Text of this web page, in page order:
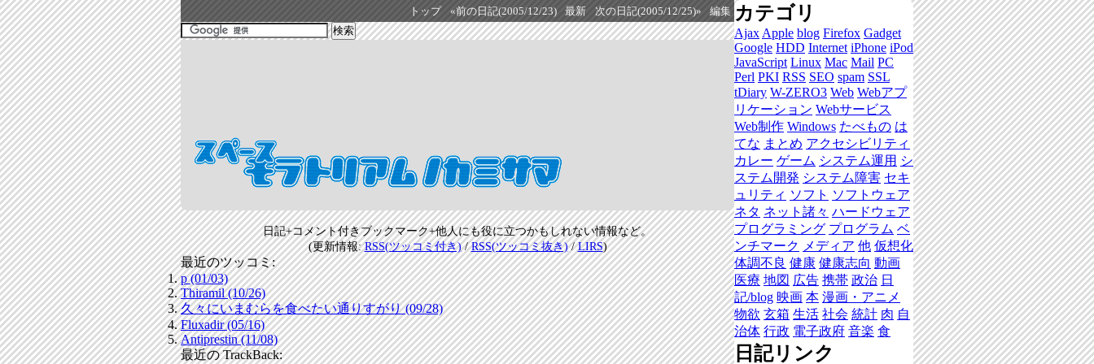
トップ «前の日記(2005/12/23) 最新 次の日記(2005/12/25)» 編集
日記+コメント付きブックマーク+他人にも役に立つかもしれない情報など。
(更新情報:RSS(ツッコミ付き)/RSS(ツッコミ抜き)/LIRS)
最近のツッコミ:
p (01/03)
Thiramil (10/26)
久々にいまむらを食べたい通りすがり (09/28)
Fluxadir (05/16)
Antiprestin (11/08)
最近の TrackBack:
カテゴリ
Ajax Apple blog Firefox Gadget
Google HDD Internet iPhone iPod
JavaScript Linux Mac Mail PC
Perl PKI RSS SEO spam SSL
tDiary W-ZERO3 Web Webアプ
リケーション Webサービス
Web制作 Windows たべもの は
てな まとめ アクセシビリティ
カレー ゲーム システム運用 シ
ステム開発 システム障害 セキ
ュリティ ソフト ソフトウェア
ネタ ネット諸々 ハードウェア
プログラミング プログラム ベ
ンチマーク メディア 他 仮想化
体調不良 健康 健康志向 動画
医療 地図 広告 携帯 政治 日
記/blog 映画 本 漫画・アニメ
物欲 玄箱 生活 社会 統計 肉 自
治体 行政 電子政府 音楽 食
日記リンク